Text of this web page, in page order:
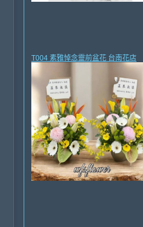
T004 素雅悼念靈前盆花 台南花店